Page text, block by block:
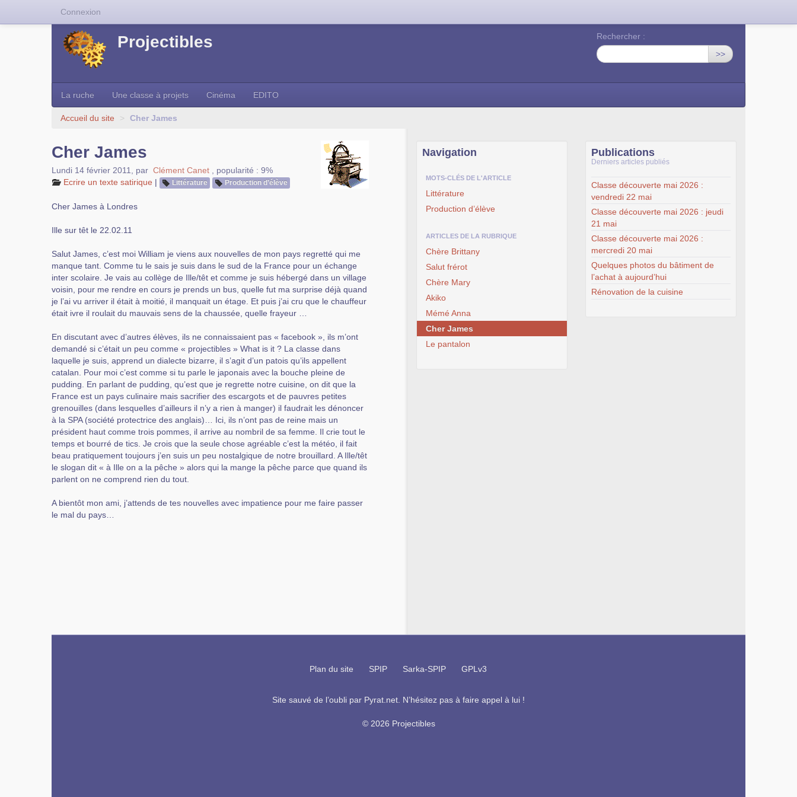
Projectibles
Rechercher :
>>
La ruche Une classe à projets Cinéma EDITO
Accueil du site > Cher James
Cher James
Lundi 14 février 2011 par Clément Canet
popularité : 9%
Ecrire un texte satirique | Littérature Production d’élève
Cher James à Londres
Ille sur têt le 22.02.11
Salut James, c’est moi William je viens aux nouvelles de mon pays regretté qui me
manque tant. Comme tu le sais je suis dans le sud de la France pour un échange
inter scolaire. Je vais au collège de Ille/têt et comme je suis hébergé dans un village
voisin, pour me rendre en cours je prends un bus, quelle fut ma surprise déjà quand
je l’ai vu arriver il était à moitié, il manquait un étage. Et puis j’ai cru que le chauffeur
était ivre il roulait du mauvais sens de la chaussée, quelle frayeur …
En discutant avec d’autres élèves, ils ne connaissaient pas « facebook », ils m’ont
demandé si c’était un peu comme « projectibles » What is it ? La classe dans
laquelle je suis, apprend un dialecte bizarre, il s’agit d’un patois qu’ils appellent
catalan. Pour moi c’est comme si tu parle le japonais avec la bouche pleine de
pudding. En parlant de pudding, qu’est que je regrette notre cuisine, on dit que la
France est un pays culinaire mais sacrifier des escargots et de pauvres petites
grenouilles (dans lesquelles d’ailleurs il n’y a rien à manger) il faudrait les dénoncer
à la SPA (société protectrice des anglais)… Ici, ils n’ont pas de reine mais un
président haut comme trois pommes, il arrive au nombril de sa femme. Il crie tout le
temps et bourré de tics. Je crois que la seule chose agréable c’est la météo, il fait
beau pratiquement toujours j’en suis un peu nostalgique de notre brouillard. A Ille/têt
le slogan dit « à Ille on a la pêche » alors qui la mange la pêche parce que quand ils
parlent on ne comprend rien du tout.
A bientôt mon ami, j’attends de tes nouvelles avec impatience pour me faire passer
le mal du pays…
Navigation
MOTS-CLÉS DE L'ARTICLE
Littérature
Production d’élève
ARTICLES DE LA RUBRIQUE
Chère Brittany
Salut frérot
Chère Mary
Akiko
Mémé Anna
Cher James
Le pantalon
Publications
Derniers articles publiés
Classe découverte mai 2026 :
vendredi 22 mai
Classe découverte mai 2026 : jeudi
21 mai
Classe découverte mai 2026 :
mercredi 20 mai
Quelques photos du bâtiment de
l’achat à aujourd’hui
Rénovation de la cuisine
Plan du site SPIP Sarka-SPIP GPLv3
Site sauvé de l’oubli par Pyrat.net . N’hésitez pas à faire appel à lui !
© 2026 Projectibles
Connexion